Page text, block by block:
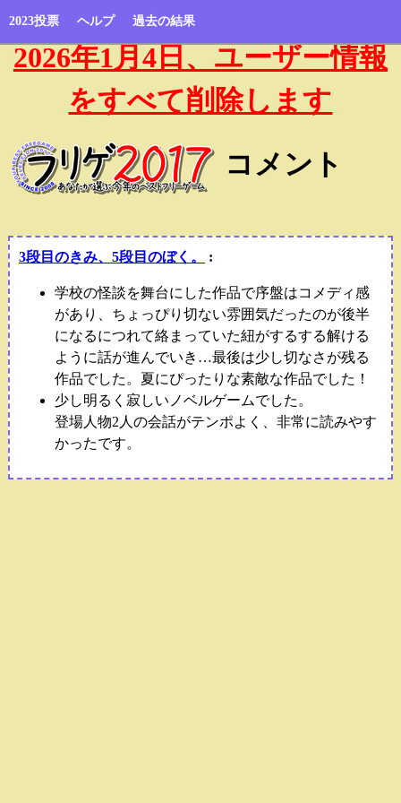
2023投票 ヘルプ 過去の結果
2026年1月4日、ユーザー情報
をすべて削除します
コメント
3段目のきみ、5段目のぼく。 :
学校の怪談を舞台にした作品で序盤はコメディ感
があり、ちょっぴり切ない雰囲気だったのが後半
になるにつれて絡まっていた紐がするする解ける
ように話が進んでいき…最後は少し切なさが残る
作品でした。夏にぴったりな素敵な作品でした！
少し明るく寂しいノベルゲームでした。
登場人物2人の会話がテンポよく、非常に読みやす
かったです。